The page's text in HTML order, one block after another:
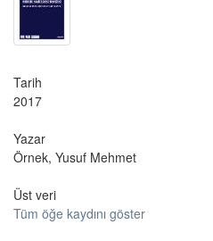
Tarih
2017
Yazar
Örnek, Yusuf Mehmet
Üst veri
Tüm öğe kaydını göster